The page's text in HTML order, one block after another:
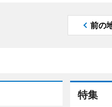
前の
特集